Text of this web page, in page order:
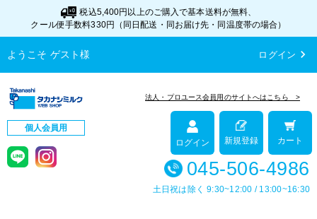
税込5,400円以上のご購入で基本送料が無料、
クール便手数料330円（同日配送・同お届け先・同温度帯の場合）
ようこそ ゲスト様 ログイン chevron_right
個人会員用
法人・プロユース会員用のサイトへはこちら >
ログイン 新規登録 カート
045-506-4986
土日祝は除く 9:30~12:00 / 13:00~16:30